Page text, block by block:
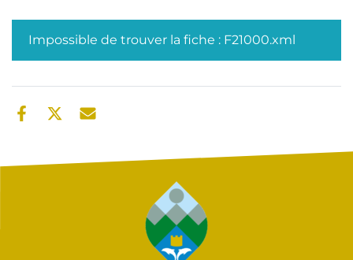
Impossible de trouver la fiche : F21000.xml